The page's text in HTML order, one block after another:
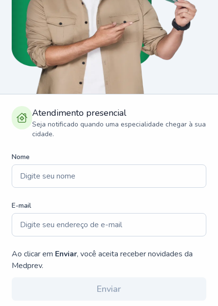
Atendimento presencial
Seja notificado quando uma especialidade chegar à sua
cidade.
Nome
E-mail
Ao clicar em Enviar, você aceita receber novidades da
Medprev.
Enviar